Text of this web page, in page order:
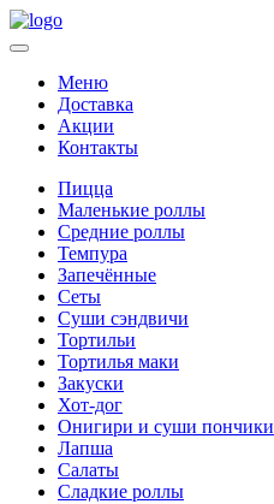
Меню
Доставка
Акции
Контакты
Пицца
Маленькие роллы
Средние роллы
Темпура
Запечённые
Сеты
Суши сэндвичи
Тортильи
Тортилья маки
Закуски
Хот-дог
Онигири и суши пончики
Лапша
Салаты
Сладкие роллы